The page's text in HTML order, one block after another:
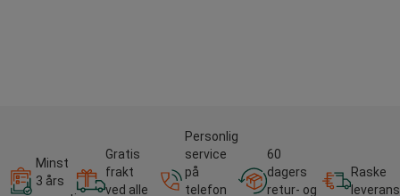
Minst
3 års
Gratis
frakt
ved alle
Personlig
service
på
telefon
60
dagers
retur- og
Raske